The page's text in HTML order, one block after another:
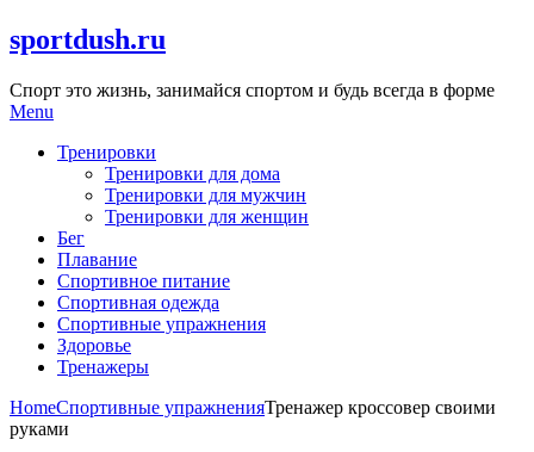
Skip
to
sportdush.ru
Спорт это жизнь, занимайся спортом и будь всегда в форме
Menu
Тренировки
Тренировки для дома
Тренировки для мужчин
Тренировки для женщин
Бег
Плавание
Спортивное питание
Спортивная одежда
Спортивные упражнения
Здоровье
Тренажеры
HomeСпортивные упражненияТренажер кроссовер своими
руками